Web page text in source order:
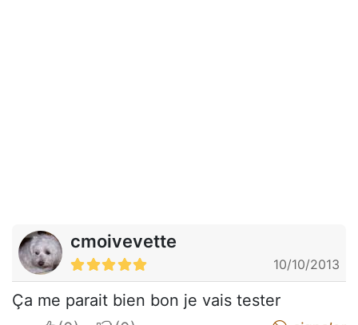
cmoivevette
10/10/2013
Ça me parait bien bon je vais tester